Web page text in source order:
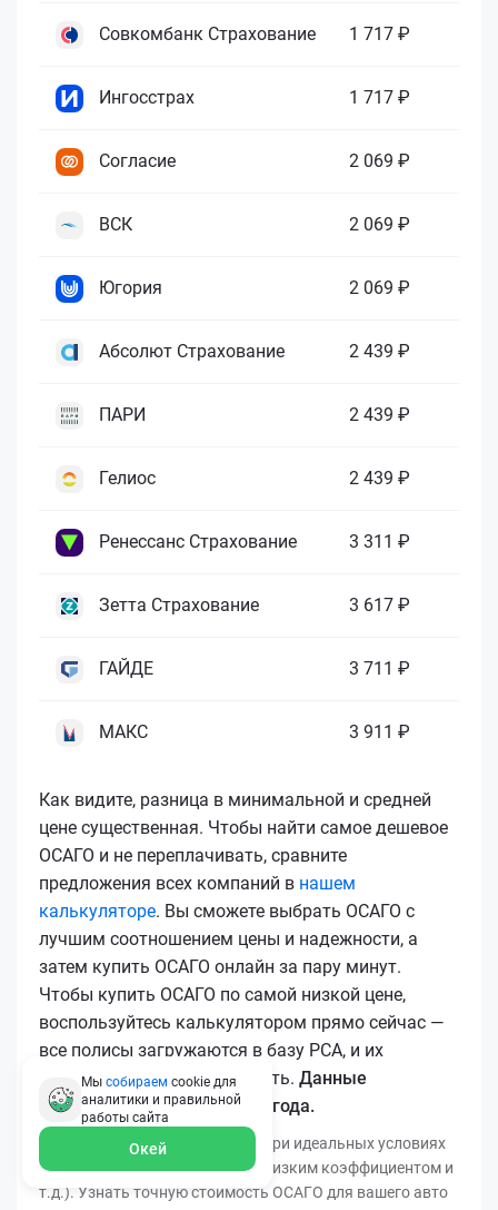
Совкомбанк Страхование 1 717 ₽
Ингосстрах 1 717 ₽
Согласие 2 069 ₽
ВСК 2 069 ₽
Югория 2 069 ₽
Абсолют Страхование 2 439 ₽
ПАРИ 2 439 ₽
Гелиос 2 439 ₽
Ренессанс Страхование 3 311 ₽
Зетта Страхование 3 617 ₽
ГАЙДЕ 3 711 ₽
МАКС 3 911 ₽
Как видите, разница в минимальной и средней
цене существенная. Чтобы найти самое дешевое
ОСАГО и не переплачивать, сравните
предложения всех компаний в нашем
калькуляторе. Вы сможете выбрать ОСАГО с
лучшим соотношением цены и надежности, а
затем купить ОСАГО онлайн за пару минут.
Чтобы купить ОСАГО по самой низкой цене,
воспользуйтесь калькулятором прямо сейчас —
все полисы загружаются в базу РСА, и их
подлинность легко проверить. Данные
актуальны для марта 2026 года.
*Минимальная цена получена при идеальных условиях
(безаварийный стаж, регион с низким коэффициентом и
т.д.). Узнать точную стоимость ОСАГО для вашего авто
Мы собираем cookie для
аналитики и правильной
работы сайта
Окей